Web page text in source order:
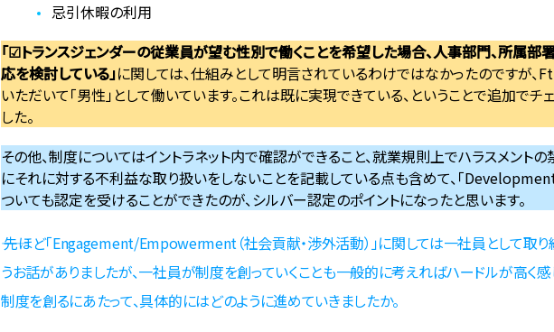
忌引休暇の利用
「☑トランスジェンダーの従業員が望む性別で働くことを希望した場合、人事部門、所属部
応を検討している」に関しては、仕組みとして明言されているわけではなかったのですが
いただいて「男性」として働いています。これは既に実現できている、ということで追加でチ
した。
その他、制度についてはイントラネット内で確認ができること、就業規則上でハラスメント
にそれに対する不利益な取り扱いをしないことを記載している点も含めて、「
ついても認定を受けることができたのが、シルバー認定のポイントになったと思います。
―― 先ほど「Engagement/Empowerment（社会貢献・渉外活動）」に関しては一社員として取
うお話がありましたが、一社員が制度を創っていくことも一般的に考えればハードルが高く感
制度を創るにあたって、具体的にはどのように進めていきましたか。